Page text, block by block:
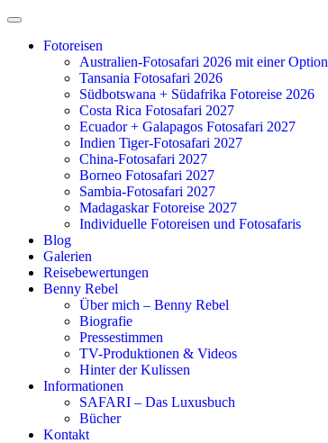
Zum
springenFotoreisen
Australien-Fotosafari 2026 mit einer Option
Tansania Fotosafari 2026
Südbotswana + Südafrika Fotoreise 2026
Costa Rica Fotosafari 2027
Ecuador + Galapagos Fotosafari 2027
Indien Tiger-Fotosafari 2027
China-Fotosafari 2027
Borneo Fotosafari 2027
Sambia-Fotosafari 2027
Madagaskar Fotoreise 2027
Individuelle Fotoreisen und Fotosafaris
Blog
Galerien
Reisebewertungen
Benny Rebel
Über mich – Benny Rebel
Biografie
Pressestimmen
TV-Produktionen & Videos
Hinter der Kulissen
Informationen
SAFARI – Das Luxusbuch
Bücher
Kontakt